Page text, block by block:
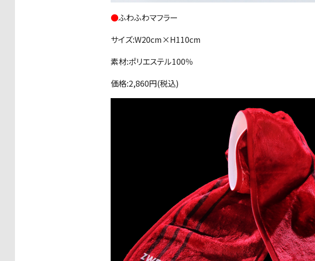
●ふわふわマフラー
サイズ:W20cm×H110cm
素材:ポリエステル100％
価格:2,860円(税込)